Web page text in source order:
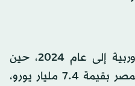
وتعود حزمة المساعدات الأوربية إلى عام 2024، حين
أعلن «الاتحاد» عن تمويل لمصر بقيمة 7.4 مليار يورو،